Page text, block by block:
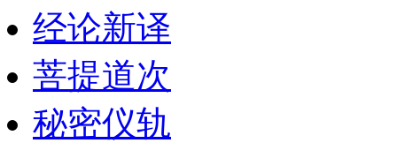
经论新译
菩提道次
秘密仪轨